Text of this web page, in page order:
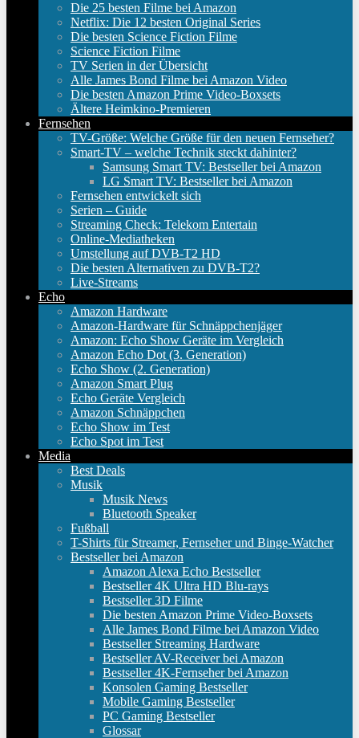
Die 25 besten Filme bei Amazon
Netflix: Die 12 besten Original Series
Die besten Science Fiction Filme
Science Fiction Filme
TV Serien in der Übersicht
Alle James Bond Filme bei Amazon Video
Die besten Amazon Prime Video-Boxsets
Ältere Heimkino-Premieren
Fernsehen
TV-Größe: Welche Größe für den neuen Fernseher?
Smart-TV – welche Technik steckt dahinter?
Samsung Smart TV: Bestseller bei Amazon
LG Smart TV: Bestseller bei Amazon
Fernsehen entwickelt sich
Serien – Guide
Streaming Check: Telekom Entertain
Online-Mediatheken
Umstellung auf DVB-T2 HD
Die besten Alternativen zu DVB-T2?
Live-Streams
Echo
Amazon Hardware
Amazon-Hardware für Schnäppchenjäger
Amazon: Echo Show Geräte im Vergleich
Amazon Echo Dot (3. Generation)
Echo Show (2. Generation)
Amazon Smart Plug
Echo Geräte Vergleich
Amazon Schnäppchen
Echo Show im Test
Echo Spot im Test
Media
Best Deals
Musik
Musik News
Bluetooth Speaker
Fußball
T-Shirts für Streamer, Fernseher und Binge-Watcher
Bestseller bei Amazon
Amazon Alexa Echo Bestseller
Bestseller 4K Ultra HD Blu-rays
Bestseller 3D Filme
Die besten Amazon Prime Video-Boxsets
Alle James Bond Filme bei Amazon Video
Bestseller Streaming Hardware
Bestseller AV-Receiver bei Amazon
Bestseller 4K-Fernseher bei Amazon
Konsolen Gaming Bestseller
Mobile Gaming Bestseller
PC Gaming Bestseller
Glossar